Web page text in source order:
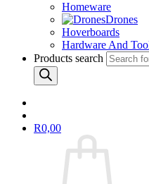
Homeware
Drones
Hoverboards
Hardware And
Products search
R0,00